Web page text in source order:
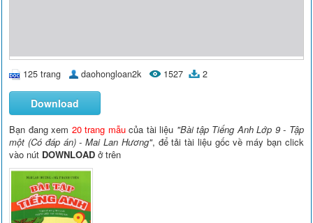
125 trang daohongloan2k 1527 2
Download
Bạn đang xem 20 trang mẫucủa tài liệu "Bài tập Tiếng Anh Lớp 9 - Tập
một (Có đáp án) - Mai Lan Hương", để tải tài liệu gốc về máy bạn click
vào nút DOWNLOAD ở trên